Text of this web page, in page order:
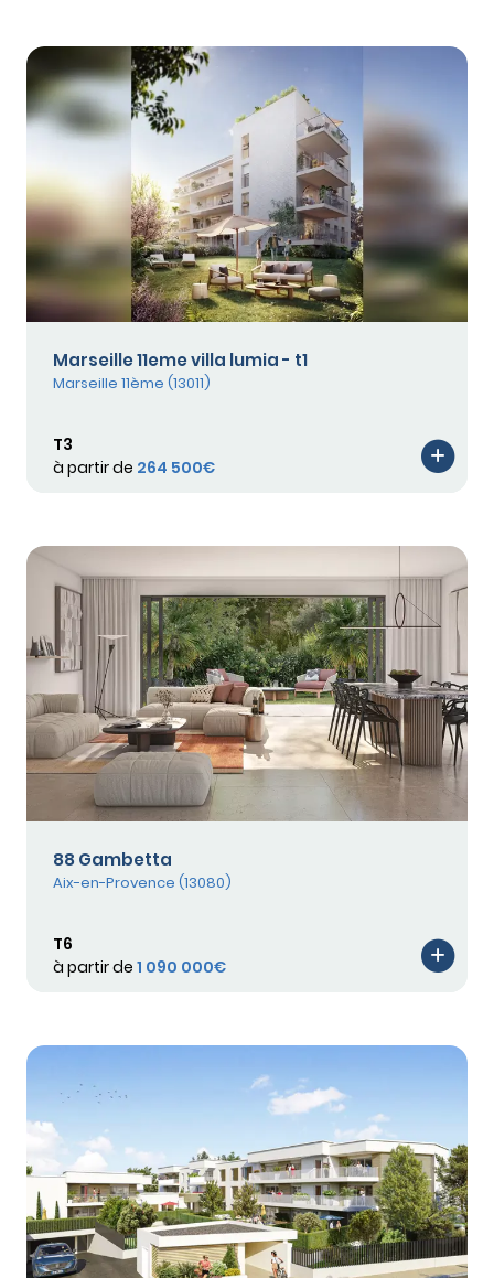
Marseille 11eme villa lumia - t1
Marseille 11ème (13011)
T3
à partir de 264 500€
88 Gambetta
Aix-en-Provence (13080)
T6
à partir de 1 090 000€